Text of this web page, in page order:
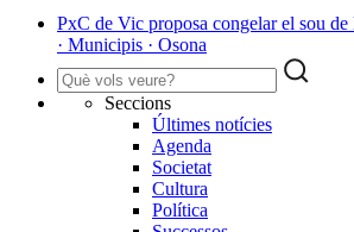
PxC de Vic proposa congelar el sou de
· Municipis · Osona
Seccions
Últimes notícies
Agenda
Societat
Cultura
Política